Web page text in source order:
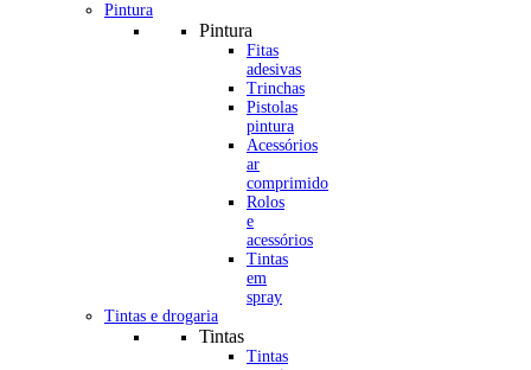
Pintura
Pintura
Fitas
adesivas
Trinchas
Pistolas
pintura
Acessórios
ar
comprimido
Rolos
e
acessórios
Tintas
em
spray
Tintas e drogaria
Tintas
Tintas